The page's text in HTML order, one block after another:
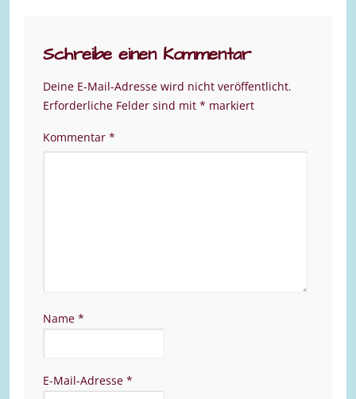
Schreibe einen Kommentar
Deine E-Mail-Adresse wird nicht veröffentlicht.
Erforderliche Felder sind mit * markiert
Kommentar *
Name *
E-Mail-Adresse *